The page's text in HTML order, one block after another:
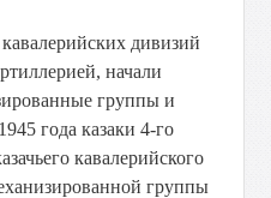
дивизий
начали
группы и
года казаки 4-го
кавалерийского
группы